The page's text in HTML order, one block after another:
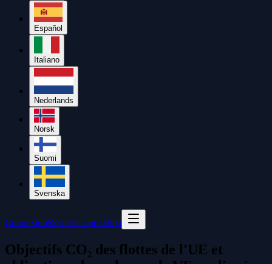
Español
Italiano
Nederlands
Norsk
Suomi
Svenska
ConnexionRéserver une démo
Objectifs CO₂ des flottes de l'UE et